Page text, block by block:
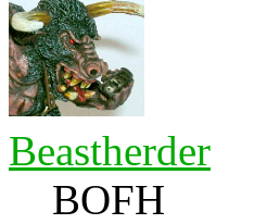
Beastherder
BOFH